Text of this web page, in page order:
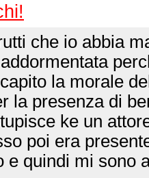
che io abbia
la morale
la presenza di
ke un
poi era
e quindi mi sono